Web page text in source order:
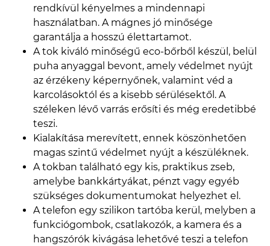
rendkívül kényelmes a mindennapi
használatban. A mágnes jó minősége
garantálja a hosszú élettartamot.
A tok kiváló minőségű eco-bőrből készül, belül
puha anyaggal bevont, amely védelmet nyújt
az érzékeny képernyőnek, valamint véd a
karcolásoktól és a kisebb sérülésektől. A
széleken lévő varrás erősíti és még eredetibbé
teszi.
Kialakítása merevített, ennek köszönhetően
magas szintű védelmet nyújt a készüléknek.
A tokban található egy kis, praktikus zseb,
amelybe bankkártyákat, pénzt vagy egyéb
szükséges dokumentumokat helyezhet el.
A telefon egy szilikon tartóba kerül, melyben a
funkciógombok, csatlakozók, a kamera és a
hangszórók kivágása lehetővé teszi a telefon